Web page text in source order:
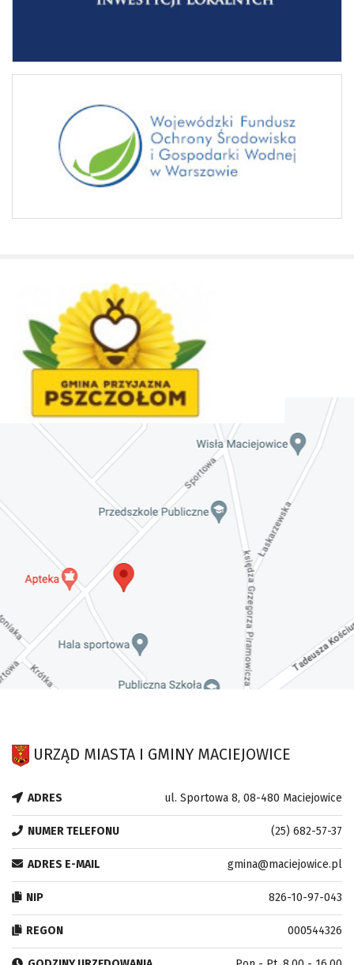
URZĄD MIASTA I GMINY MACIEJOWICE
ADRES ul. Sportowa 8, 08-480 Maciejowice
NUMER TELEFONU (25) 682-57-37
ADRES E-MAIL gmina@maciejowice.pl
NIP 826-10-97-043
REGON 000544326